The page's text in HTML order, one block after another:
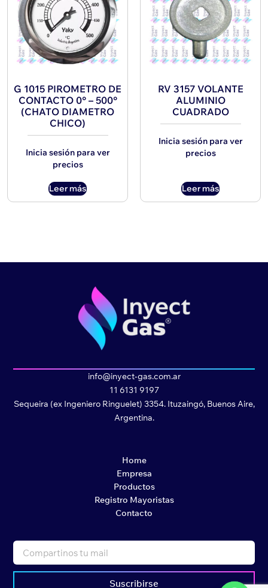
G 1015 PIROMETRO DE
CONTACTO 0° – 500°
(CHATO DIAMETRO
CHICO)
Inicia sesión para ver
precios
Leer más
RV 3157 VOLANTE
ALUMINIO
CUADRADO
Inicia sesión para ver
precios
Leer más
info@inyect-gas.com.ar
11 6131 9197
Sequeira (ex Ingeniero Ringuelet) 3354. Ituzaingó, Buenos Aire,
Argentina.
Home
Empresa
Productos
Registro Mayoristas
Contacto
Suscribirse